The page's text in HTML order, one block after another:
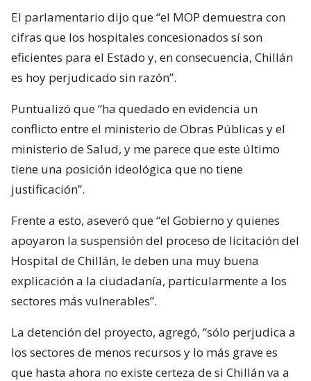
El parlamentario dijo que “el MOP demuestra con
cifras que los hospitales concesionados sí son
eficientes para el Estado y, en consecuencia, Chillán
es hoy perjudicado sin razón”.
Puntualizó que “ha quedado en evidencia un
conflicto entre el ministerio de Obras Públicas y el
ministerio de Salud, y me parece que este último
tiene una posición ideológica que no tiene
justificación”.
Frente a esto, aseveró que “el Gobierno y quienes
apoyaron la suspensión del proceso de licitación del
Hospital de Chillán, le deben una muy buena
explicación a la ciudadanía, particularmente a los
sectores más vulnerables”.
La detención del proyecto, agregó, “sólo perjudica a
los sectores de menos recursos y lo más grave es
que hasta ahora no existe certeza de si Chillán va a